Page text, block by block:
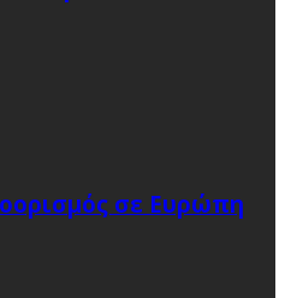
σε Ευρώπη